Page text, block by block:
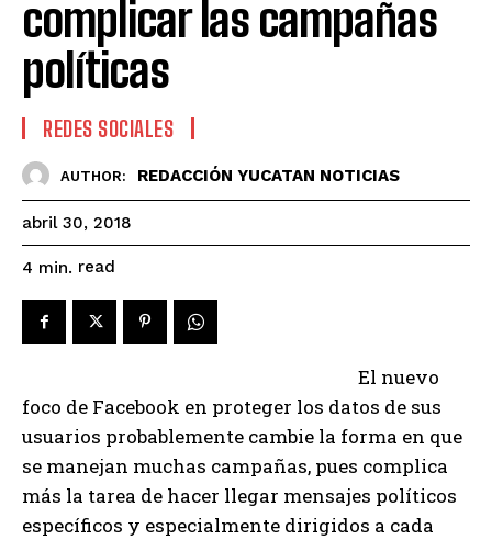
complicar las campañas
políticas
REDES SOCIALES
AUTHOR: REDACCIÓN YUCATAN NOTICIAS
abril 30, 2018
4 min. read
El nuevo
foco de Facebook en proteger los datos de sus
usuarios probablemente cambie la forma en que
se manejan muchas campañas, pues complica
más la tarea de hacer llegar mensajes políticos
específicos y especialmente dirigidos a cada